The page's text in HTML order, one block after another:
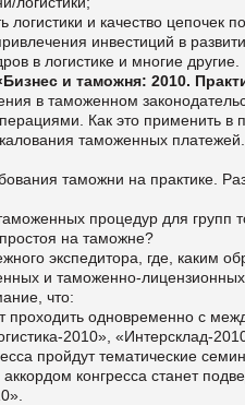
логистики и качество цепочек
инвестиций в
в логистике и многие другие.
и таможня: 2010.
в таможенном
Как это применить в
таможенных платежей.
таможни на практике.
процедур для групп
на таможне?
экспедитора, где, каким
и таможенно-лицензионных
что:
проходить одновременно с
2010», «Интерсклад-
пройдут тематические
конгресса станет